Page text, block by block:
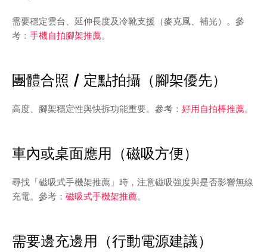
需要穩定雲台、延伸長度及冷靴支援（麥克風、補光）。參
考： 手機自拍腳架推薦。
團體合照 / 定點拍攝（腳架優先）
高度、腳架穩定性與快拆功能重要。參考： 好用自拍棒推薦。
車內或桌面應用（磁吸方便）
尋找「磁吸式手機架推薦」時，注意磁吸強度與是否影響無線
充電。參考： 磁吸式手機架推薦。
需要邊充邊用（行動電源建議）